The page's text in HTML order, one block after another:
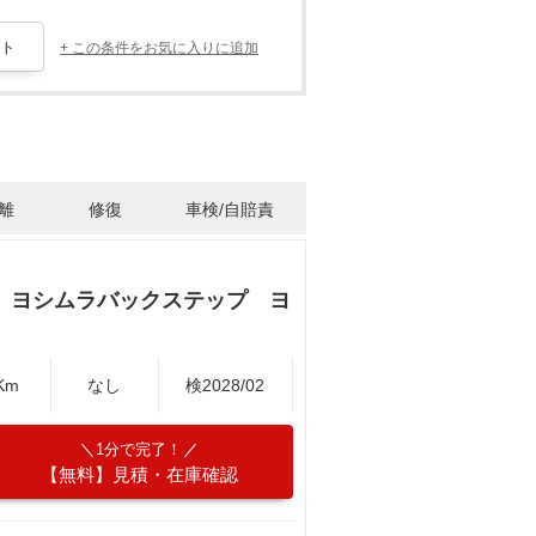
+ この条件をお気に入りに追加
修復 車検/自賠責
シムラバックステップ ヨ
なし 検2028/02
1分で完了！
【無料】見積・在庫確認